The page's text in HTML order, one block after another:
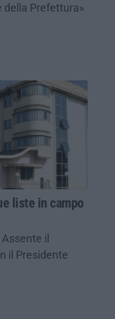
della Prefettura»
liste in campo
il
il Presidente